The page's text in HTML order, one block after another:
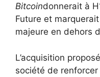
Bitcoindonnerait à
Future et
majeure en dehors
L’acquisition
société de